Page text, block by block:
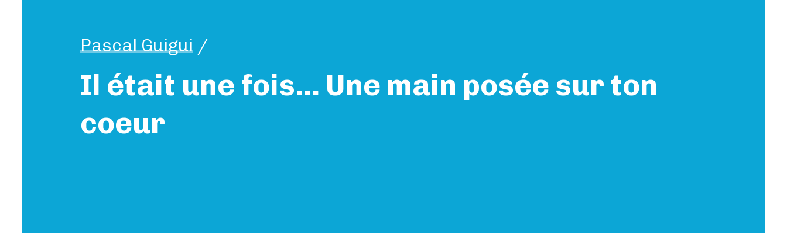
Pascal Guigui /
Il était une fois... Une main posée sur ton
coeur